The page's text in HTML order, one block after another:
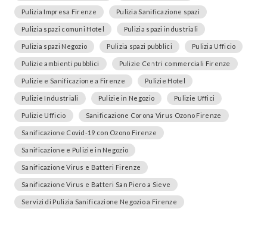
Pulizia Impresa Firenze Pulizia Sanificazione spazi
Pulizia spazi comuni Hotel Pulizia spazi industriali
Pulizia spazi Negozio Pulizia spazi pubblici Pulizia Ufficio
Pulizie ambienti pubblici Pulizie Centri commerciali Firenze
Pulizie e Sanificazione a Firenze Pulizie Hotel
Pulizie Industriali Pulizie in Negozio Pulizie Uffici
Pulizie Ufficio Sanificazione Corona Virus Ozono Firenze
Sanificazione Covid-19 con Ozono Firenze
Sanificazione e Pulizie in Negozio
Sanificazione Virus e Batteri Firenze
Sanificazione Virus e Batteri San Piero a Sieve
Servizi di Pulizia Sanificazione Negozio a Firenze